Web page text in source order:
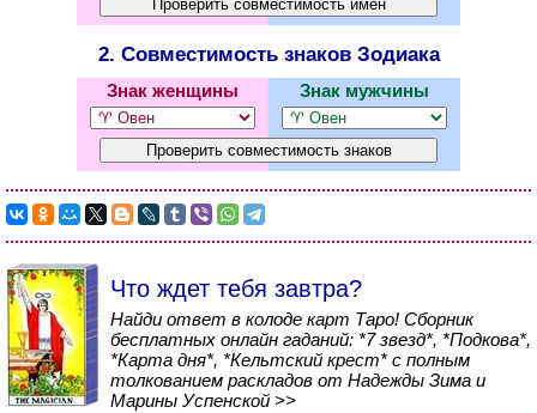
2. Совместимость знаков Зодиака
Знак женщины Знак мужчины
Что ждет тебя завтра?
Найди ответ в колоде карт Таро! Сборник
бесплатных онлайн гаданий: *7 звезд*, *Подкова*,
*Карта дня*, *Кельтский крест* с полным
толкованием раскладов от Надежды Зима и
Марины Успенской >>